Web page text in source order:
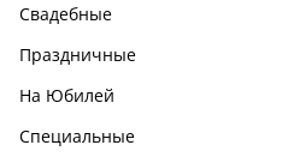
Свадебные
Праздничные
На Юбилей
Специальные